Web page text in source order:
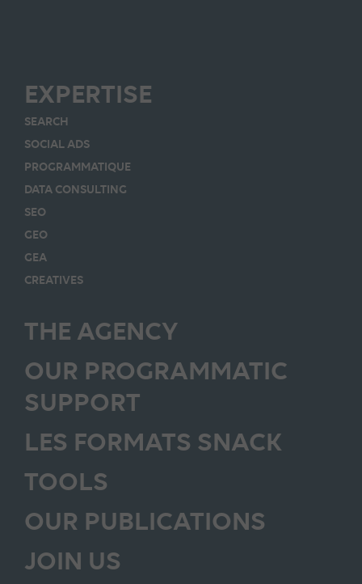
EXPERTISE
SEARCH
SOCIAL ADS
PROGRAMMATIQUE
DATA CONSULTING
SEO
GEO
GEA
CREATIVES
THE AGENCY
OUR PROGRAMMATIC
SUPPORT
LES FORMATS SNACK
TOOLS
OUR PUBLICATIONS
JOIN US